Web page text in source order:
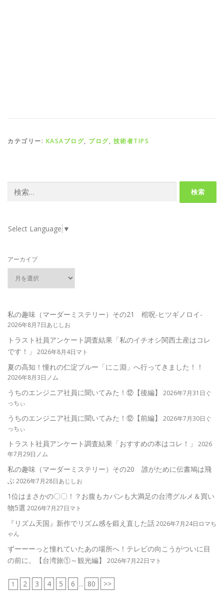
カテゴリー: KASAブログ, ブログ, 技術者TIPS
索:
Select Language ▼
アーカイブ
私の趣味（マーダーミステリー）その21 棺呪-ヒツギノロイ-
2026年8月7日あじしお
トラスト社員アンケート調査結果「私のイチオシ関西土産はコレ
です！」
2026年8月4日マト
夏の高知！憧れの仁淀ブルー「にこ淵」へ行ってきました！！
2026年8月3日ノム
うちのエンジニア社員に聞いてみた！⑫【後編】
2026年7月31日ぐ
っちぃ
うちのエンジニア社員に聞いてみた！⑫【前編】
2026年7月30日ぐ
っちぃ
トラスト社員アンケート調査結果「おすすめの本はコレ！」
2026
年7月29日ノム
私の趣味（マーダーミステリー）その20 誰がために伝書鳩は飛
ぶ 2026年7月28日あじしお
1位はまさかの〇〇！？お腹もカバンも大満足の台湾グルメ＆買い
物5選 2026年7月27日マト
『リズム天国』新作でリズム感を鍛え直した話2026年7月24日ロマち
ゃん
ずーーーっと憧れていたあの場所へ！テレビの向こうがついに目
の前に。【台湾旅①～観光編】
2026年7月22日マト
1 2 3 4 5 6 ... 80 >>